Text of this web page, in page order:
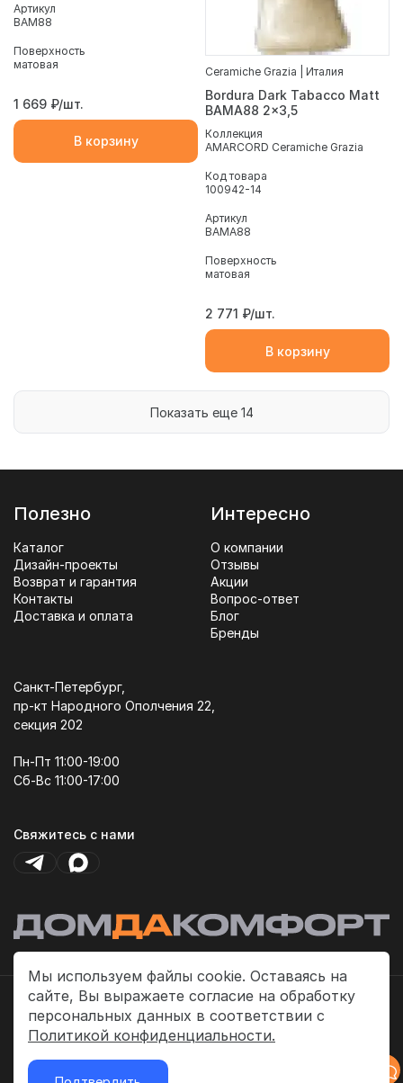
Мы используем файлы cookie. Оставаясь на
сайте, Вы выражаете согласие на обработку
персональных данных в соответствии с
Политикой конфиденциальности.
Артикул
BAM88
Поверхность
матовая
1 669 ₽/шт.
В корзину
Ceramiche Grazia | Италия
Bordura Dark Tabacco Matt
BAMA88 2x3,5
Коллекция
AMARCORD Ceramiche Grazia
Код товара
100942-14
Артикул
BAMA88
Поверхность
матовая
2 771 ₽/шт.
В корзину
Показать еще 14
Полезно
Каталог
Дизайн-проекты
Возврат и гарантия
Контакты
Доставка и оплата
Интересно
О компании
Отзывы
Акции
Вопрос-ответ
Блог
Бренды
Санкт-Петербург,
пр-кт Народного Ополчения 22,
секция 202
Пн-Пт 11:00-19:00
Сб-Вс 11:00-17:00
Свяжитесь с нами
Политика платежей
Политика конфиденциальности